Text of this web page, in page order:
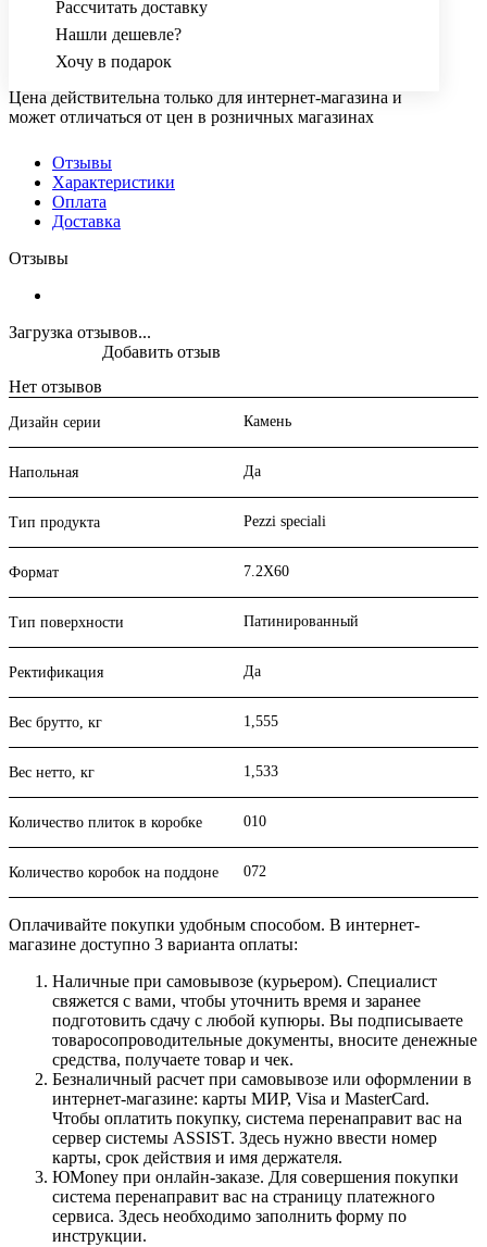
Рассчитать доставку
Нашли дешевле?
Хочу в подарок
Цена действительна только для интернет-магазина и
может отличаться от цен в розничных магазинах
Отзывы
Характеристики
Оплата
Доставка
Отзывы
Загрузка отзывов...
Нет отзывов
Добавить отзыв
Дизайн серии Камень
Напольная Да
Тип продукта Pezzi speciali
Формат 7.2X60
Тип поверхности Патинированный
Ректификация Да
Вес брутто, кг 1,555
Вес нетто, кг 1,533
Количество плиток в коробке 010
Количество коробок на поддоне 072
Оплачивайте покупки удобным способом. В интернет-
магазине доступно 3 варианта оплаты:
Наличные при самовывозе (курьером). Специалист
свяжется с вами, чтобы уточнить время и заранее
подготовить сдачу с любой купюры. Вы подписываете
товаросопроводительные документы, вносите денежные
средства, получаете товар и чек.
Безналичный расчет при самовывозе или оформлении в
интернет-магазине: карты МИР, Visa и MasterCard.
Чтобы оплатить покупку, система перенаправит вас на
сервер системы ASSIST. Здесь нужно ввести номер
карты, срок действия и имя держателя.
ЮMoney при онлайн-заказе. Для совершения покупки
система перенаправит вас на страницу платежного
сервиса. Здесь необходимо заполнить форму по
инструкции.